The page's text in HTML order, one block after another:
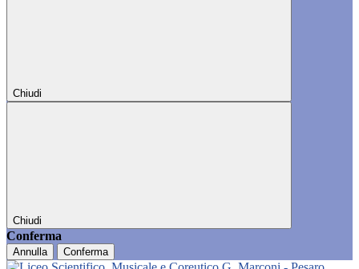
Chiudi
Chiudi
Conferma
Annulla Conferma